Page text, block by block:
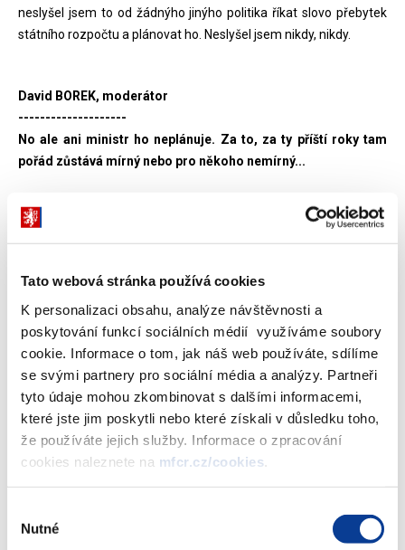
Tato webová stránka používá cookies
K personalizaci obsahu, analýze návštěvnosti a
poskytování funkcí sociálních médií využíváme soubory
cookie. Informace o tom, jak náš web používáte, sdílíme
se svými partnery pro sociální média a analýzy. Partneři
tyto údaje mohou zkombinovat s dalšími informacemi,
které jste jim poskytli nebo které získali v důsledku toho,
že používáte jejich služby. Informace o zpracování
cookies naleznete na mfcr.cz/cookies
souhlasu
Nutné
neslyšel jsem to od žádnýho jinýho politika říkat slovo přebytek
státního rozpočtu a plánovat ho. Neslyšel jsem nikdy, nikdy.
David BOREK, moderátor
--------------------
No ale ani ministr ho neplánuje. Za to, za ty příští roky tam
pořád zůstává mírný nebo pro někoho nemírný...
--------------------
Já si myslím, že i ten plán by mohl být ambicióznější. Pokud
rozpočet do roku 2018. Ale muselo, nesmělo by se dělat tolik
levicových populistických věcí.
David BOREK, moderátor
--------------------
Dodejme, že když za prezidentství Billa Clintona americká
ekonomika zažívala ty sladké roky před 11. zářím, tak
dokonce tam byl výrazný rozpočtový přebytek, který skutečně